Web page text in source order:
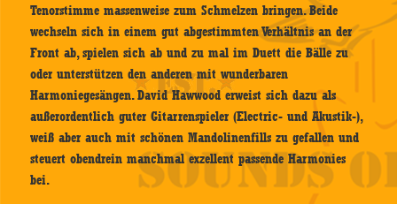
Tenorstimme massenweise zum Schmelzen bringen. Beide
wechseln sich in einem gut abgestimmten Verhältnis an der
Front ab, spielen sich ab und zu mal im Duett die Bälle zu
oder unterstützen den anderen mit wunderbaren
Harmoniegesängen. David Hawwood erweist sich dazu als
außerordentlich guter Gitarrenspieler (Electric- und Akustik-),
weiß aber auch mit schönen Mandolinenfills zu gefallen und
steuert obendrein manchmal exzellent passende Harmonies
bei.